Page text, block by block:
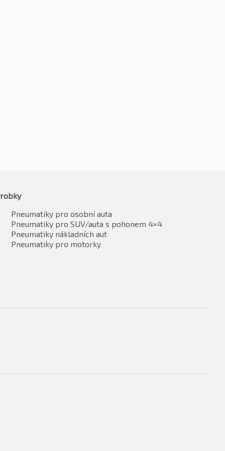
103T
Pneumatiky pro osobní auta
Pneumatiky pro SUV/auta s pohonem 4×4
Pneumatiky nákladních aut
Pneumatiky pro motorky